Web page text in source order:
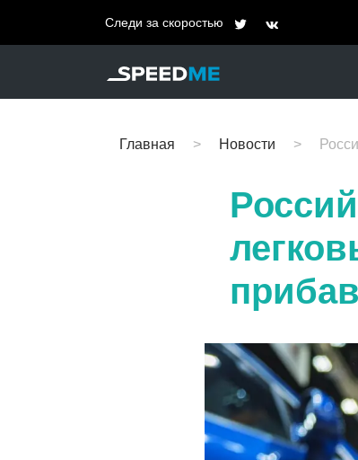
Следи за скоростью
Главная Новости